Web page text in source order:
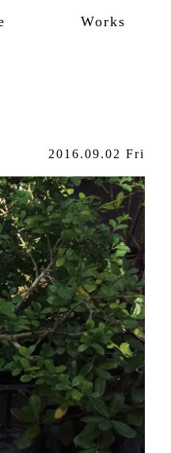
Works
2016.09.02 Fri